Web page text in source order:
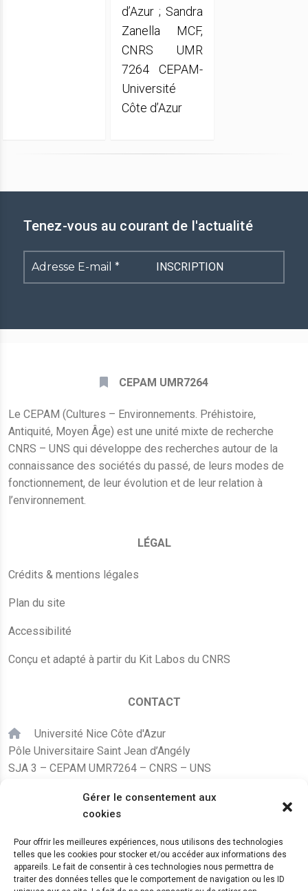
Gérer le consentement aux
cookies
Pour offrir les meilleures expériences, nous utilisons des technologies
telles que les cookies pour stocker et/ou accéder aux informations des
appareils. Le fait de consentir à ces technologies nous permettra de
traiter des données telles que le comportement de navigation ou les ID
d’Azur ; Sandra
Zanella MCF,
CNRS UMR
7264 CEPAM-
Université
Côte d’Azur
Tenez-vous au courant de l'actualité
Adresse
E-
CEPAM UMR7264
Le CEPAM (Cultures – Environnements. Préhistoire,
Antiquité, Moyen Âge) est une unité mixte de recherche
CNRS – UNS qui développe des recherches autour de la
connaissance des sociétés du passé, de leurs modes de
fonctionnement, de leur évolution et de leur relation à
l’environnement.
LÉGAL
Crédits & mentions légales
Plan du site
Accessibilité
Conçu et adapté à partir du Kit Labos du CNRS
CONTACT
Université Nice Côte d'Azur
Pôle Universitaire Saint Jean d’Angély
SJA 3 – CEPAM UMR7264 – CNRS – UNS
+33 (0)4 89 15 24 08